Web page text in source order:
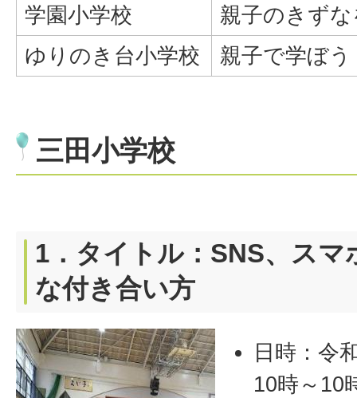
学園小学校
親子のきず
ゆりのき台小学校
親子で学ぼ
三田小学校
1．タイトル：SNS、スマ
な付き合い方
日時：令
10時～10